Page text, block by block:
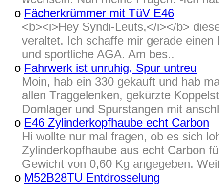
o Fächerkrümmer mit TüV E46
<b><i>Hey Syndi-Leuts,</i></b>
veraltet. Ich schaffe mir gerade
und sportliche AGA. Am bes..
o Fahrwerk ist unruhig, Spur untreu
Moin, hab ein 330 gekauft und hab
allen Traggelenken, gekürzte
Domlager und Spurstangen mit
o E46 Zylinderkopfhaube echt Carbon
Hi wollte nur mal fragen, ob es sich
Zylinderkopfhaube aus echt Carbon
Gewicht von 0,60 Kg angegeben.
o M52B28TU Entdrosselung